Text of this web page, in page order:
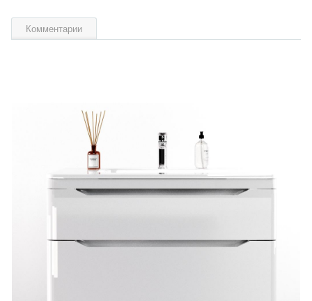
Комментарии